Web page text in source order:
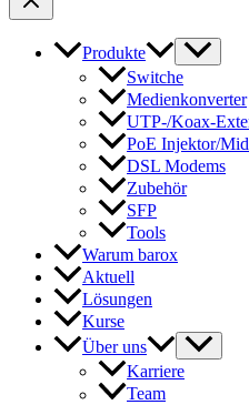
Produkte
Switche
Medienkonverter
UTP-/Koax-
PoE Injektor/
DSL Modems
Zubehör
SFP
Tools
Warum barox
Aktuell
Lösungen
Kurse
Über uns
Karriere
Team